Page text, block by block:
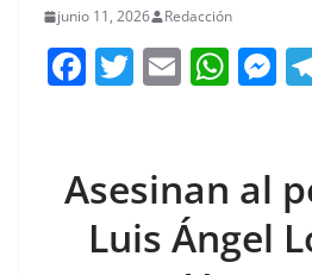
junio 11, 2026 Redacción
F
e
b
o
T
er
E
l
W
s
A
p
M
e
n
g
Asesinan al
Luis Ángel